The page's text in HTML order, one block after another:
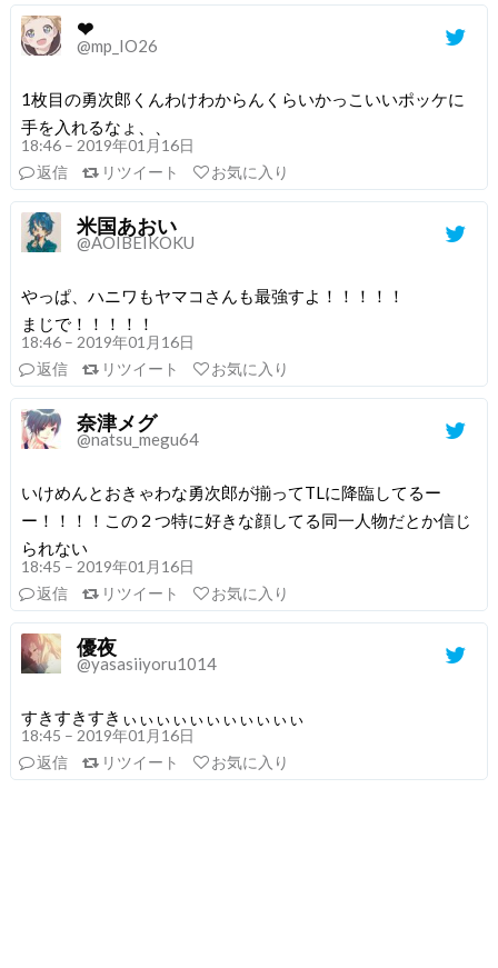
❤︎
@mp_IO26
1枚目の勇次郎くんわけわからんくらいかっこいいポッケに
手を入れるなょ、、
18:46 – 2019年01月16日
返信
リツイート お気に入り
米国あおい
@AOIBEIKOKU
やっぱ、ハニワもヤマコさんも最強すよ！！！！！
まじで！！！！！
18:46 – 2019年01月16日
返信
リツイート お気に入り
奈津メグ
@natsu_megu64
いけめんとおきゃわな勇次郎が揃ってTLに降臨してるー
ー！！！！この２つ特に好きな顔してる同一人物だとか信じ
られない
18:45 – 2019年01月16日
返信
リツイート お気に入り
優夜
@yasasiiyoru1014
すきすきすきぃぃぃぃぃぃぃぃぃぃぃ
18:45 – 2019年01月16日
返信
リツイート お気に入り